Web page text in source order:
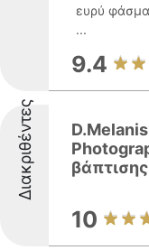
ευρύ
...
9.4
Διακριθέντες
D.Melanis
βάπτισης
10